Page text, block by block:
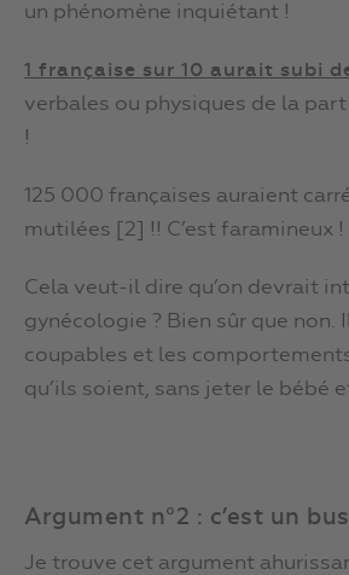
un phénomène inquiétant !
1 française sur 10 aurait subi
verbales ou physiques de la
!
125 000 françaises auraient
mutilées [2] !! C’est faramineux !
Cela veut-il dire qu’on devrait
gynécologie ? Bien sûr que non.
coupables et les
qu’ils soient, sans jeter le bébé
Argument n°2 : c’est un
Je trouve cet argument